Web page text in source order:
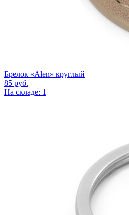
Брелок «Alen» круглый
85 руб.
На складе: 1